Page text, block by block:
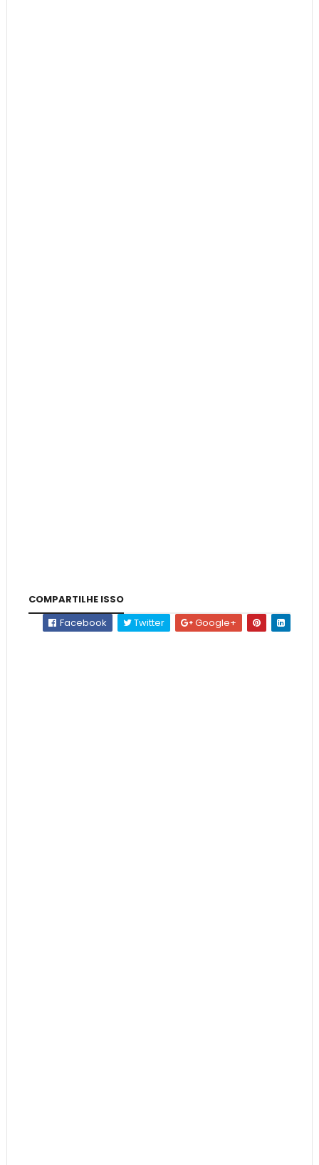
COMPARTILHE ISSO
Facebook
Twitter Google+